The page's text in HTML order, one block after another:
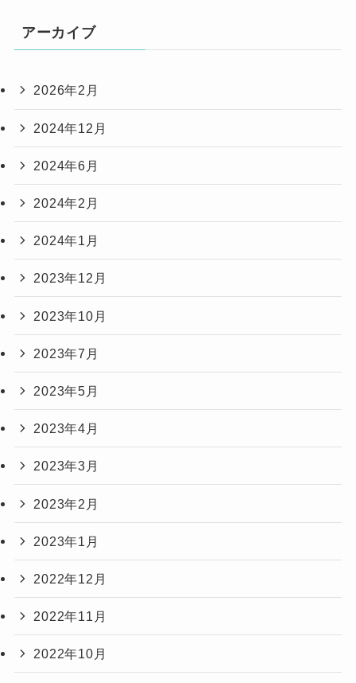
アーカイブ
2026年2月
2024年12月
2024年6月
2024年2月
2024年1月
2023年12月
2023年10月
2023年7月
2023年5月
2023年4月
2023年3月
2023年2月
2023年1月
2022年12月
2022年11月
2022年10月